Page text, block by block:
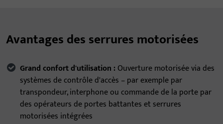
Avantages des serrures motorisées
Grand confort d'utilisation : Ouverture motorisée via des
systèmes de contrôle d'accès – par exemple par
transpondeur, interphone ou commande de la porte par
des opérateurs de portes battantes et serrures
motorisées intégrées